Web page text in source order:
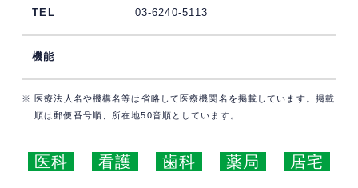
03-6240-5113
※ 医療法人名や機構名等は省略して医療機関名を掲載しています。掲載
順は郵便番号順、所在地50音順としています。
医科 看護 歯科 薬局 居宅